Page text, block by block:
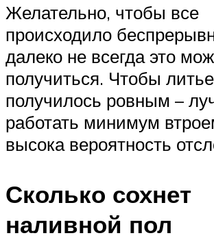
Желательно, чтобы все
происходило
далеко не всегда это
получиться. Чтобы литье
получилось ровным –
работать минимум
высока вероятность
Сколько сохнет
наливной пол